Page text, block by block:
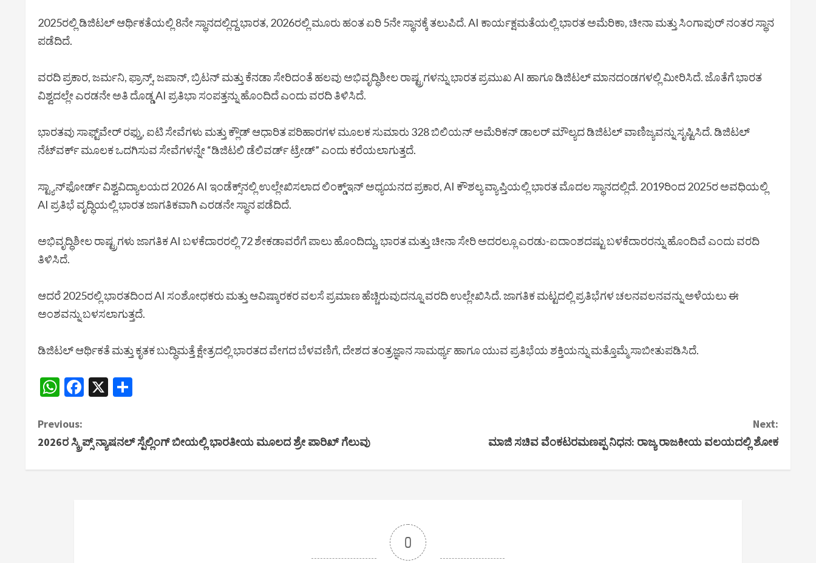
2025ರಲ್ಲಿ ಡಿಜಿಟಲ್ ಆರ್ಥಿಕತೆಯಲ್ಲಿ 8ನೇ ಸ್ಥಾನದಲ್ಲಿದ್ದ ಭಾರತ, 2026ರಲ್ಲಿ ಮೂರು ಹಂತ ಏರಿ 5ನೇ ಸ್ಥಾನಕ್ಕೆ ತಲುಪಿದೆ. AI ಕಾರ್ಯಕ್ಷಮತೆಯಲ್ಲಿ ಭಾರತ ಅಮೆರಿಕಾ, ಚೀನಾ ಮತ್ತು ಸಿಂಗಾಪುರ್ ನಂತರ ಸ್ಥಾನ
ಪಡೆದಿದೆ.
ವರದಿ ಪ್ರಕಾರ, ಜರ್ಮನಿ, ಫ್ರಾನ್ಸ್, ಜಪಾನ್, ಬ್ರಿಟನ್ ಮತ್ತು ಕೆನಡಾ ಸೇರಿದಂತೆ ಹಲವು ಅಭಿವೃದ್ಧಿಶೀಲ ರಾಷ್ಟ್ರಗಳನ್ನು ಭಾರತ ಪ್ರಮುಖ AI ಹಾಗೂ ಡಿಜಿಟಲ್ ಮಾನದಂಡಗಳಲ್ಲಿ ಮೀರಿಸಿದೆ. ಜೊತೆಗೆ ಭಾರತ
ವಿಶ್ವದಲ್ಲೇ ಎರಡನೇ ಅತಿ ದೊಡ್ಡ AI ಪ್ರತಿಭಾ ಸಂಪತ್ತನ್ನು ಹೊಂದಿದೆ ಎಂದು ವರದಿ ತಿಳಿಸಿದೆ.
ಭಾರತವು ಸಾಫ್ಟ್‌ವೇರ್ ರಫ್ತು, ಐಟಿ ಸೇವೆಗಳು ಮತ್ತು ಕ್ಲೌಡ್ ಆಧಾರಿತ ಪರಿಹಾರಗಳ ಮೂಲಕ ಸುಮಾರು 328 ಬಿಲಿಯನ್ ಅಮೆರಿಕನ್ ಡಾಲರ್ ಮೌಲ್ಯದ ಡಿಜಿಟಲ್ ವಾಣಿಜ್ಯವನ್ನು ಸೃಷ್ಟಿಸಿದೆ. ಡಿಜಿಟಲ್
ನೆಟ್‌ವರ್ಕ್ ಮೂಲಕ ಒದಗಿಸುವ ಸೇವೆಗಳನ್ನೇ “ಡಿಜಿಟಲಿ ಡೆಲಿವರ್ಡ್ ಟ್ರೇಡ್” ಎಂದು ಕರೆಯಲಾಗುತ್ತದೆ.
ಸ್ಟ್ಯಾನ್‌ಫೋರ್ಡ್ ವಿಶ್ವವಿದ್ಯಾಲಯದ 2026 AI ಇಂಡೆಕ್ಸ್‌ನಲ್ಲಿ ಉಲ್ಲೇಖಿಸಲಾದ ಲಿಂಕ್ಡ್‌ಇನ್ ಅಧ್ಯಯನದ ಪ್ರಕಾರ, AI ಕೌಶಲ್ಯ ವ್ಯಾಪ್ತಿಯಲ್ಲಿ ಭಾರತ ಮೊದಲ ಸ್ಥಾನದಲ್ಲಿದೆ. 2019ರಿಂದ 2025ರ ಅವಧಿಯಲ್ಲಿ
AI ಪ್ರತಿಭೆ ವೃದ್ಧಿಯಲ್ಲಿ ಭಾರತ ಜಾಗತಿಕವಾಗಿ ಎರಡನೇ ಸ್ಥಾನ ಪಡೆದಿದೆ.
ಅಭಿವೃದ್ಧಿಶೀಲ ರಾಷ್ಟ್ರಗಳು ಜಾಗತಿಕ AI ಬಳಕೆದಾರರಲ್ಲಿ 72 ಶೇಕಡಾವರೆಗೆ ಪಾಲು ಹೊಂದಿದ್ದು, ಭಾರತ ಮತ್ತು ಚೀನಾ ಸೇರಿ ಅದರಲ್ಲೂ ಎರಡು-ಐದಾಂಶದಷ್ಟು ಬಳಕೆದಾರರನ್ನು ಹೊಂದಿವೆ ಎಂದು ವರದಿ
ತಿಳಿಸಿದೆ.
ಆದರೆ 2025ರಲ್ಲಿ ಭಾರತದಿಂದ AI ಸಂಶೋಧಕರು ಮತ್ತು ಆವಿಷ್ಕಾರಕರ ವಲಸೆ ಪ್ರಮಾಣ ಹೆಚ್ಚಿರುವುದನ್ನೂ ವರದಿ ಉಲ್ಲೇಖಿಸಿದೆ. ಜಾಗತಿಕ ಮಟ್ಟದಲ್ಲಿ ಪ್ರತಿಭೆಗಳ ಚಲನವಲನವನ್ನು ಅಳೆಯಲು ಈ
ಅಂಶವನ್ನು ಬಳಸಲಾಗುತ್ತದೆ.
ಡಿಜಿಟಲ್ ಆರ್ಥಿಕತೆ ಮತ್ತು ಕೃತಕ ಬುದ್ಧಿಮತ್ತೆ ಕ್ಷೇತ್ರದಲ್ಲಿ ಭಾರತದ ವೇಗದ ಬೆಳವಣಿಗೆ, ದೇಶದ ತಂತ್ರಜ್ಞಾನ ಸಾಮರ್ಥ್ಯ ಹಾಗೂ ಯುವ ಪ್ರತಿಭೆಯ ಶಕ್ತಿಯನ್ನು ಮತ್ತೊಮ್ಮೆ ಸಾಬೀತುಪಡಿಸಿದೆ.
WhatsApp
Facebook
X
C
o
Previous:
2026ರ ಸ್ಕ್ರಿಪ್ಸ್ ನ್ಯಾಷನಲ್ ಸ್ಪೆಲ್ಲಿಂಗ್ ಬೀಯಲ್ಲಿ ಭಾರತೀಯ ಮೂಲದ ಶ್ರೇ ಪಾರಿಖ್ ಗೆಲುವು
Next:
ಮಾಜಿ ಸಚಿವ ವೆಂಕಟರಮಣಪ್ಪ ನಿಧನ: ರಾಜ್ಯ ರಾಜಕೀಯ ವಲಯದಲ್ಲಿ ಶೋಕ
0